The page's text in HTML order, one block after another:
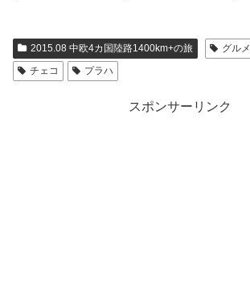
2015.08 中欧4カ国陸路1400km+の旅 グルメ
チェコ
プラハ
スポンサーリンク